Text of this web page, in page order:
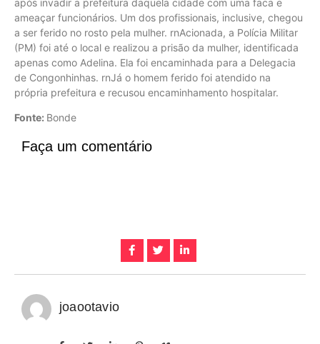
após invadir a prefeitura daquela cidade com uma faca e
ameaçar funcionários. Um dos profissionais, inclusive, chegou
a ser ferido no rosto pela mulher. rnAcionada, a Polícia Militar
(PM) foi até o local e realizou a prisão da mulher, identificada
apenas como Adelina. Ela foi encaminhada para a Delegacia
de Congonhinhas. rnJá o homem ferido foi atendido na
própria prefeitura e recusou encaminhamento hospitalar.
Fonte: Bonde
Faça um comentário
joaootavio